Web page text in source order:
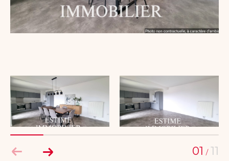
01 /11
Pièces
Pièces
AFFINER LES CRITÈRES
TERRASSE PARKING PISCINE